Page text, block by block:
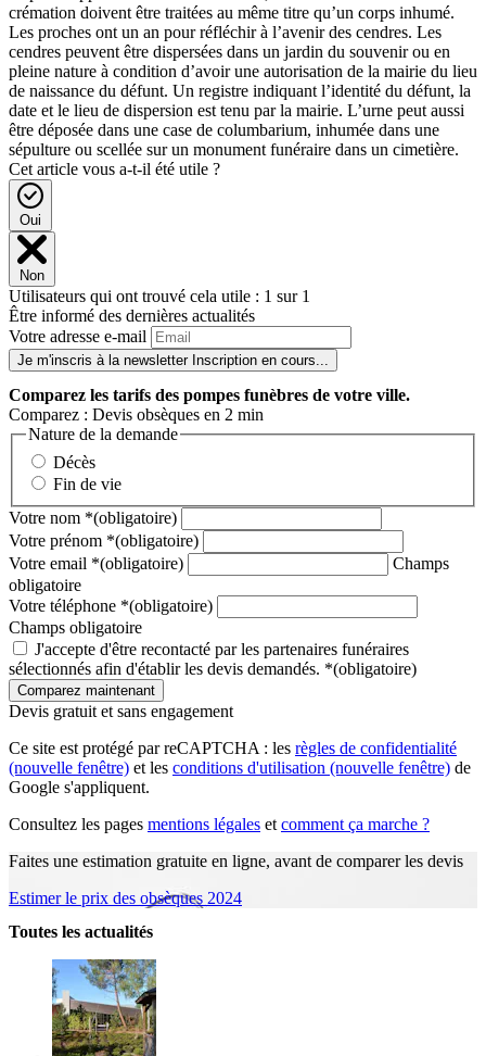
crémation doivent être traitées au même titre qu’un corps inhumé.
Les proches ont un an pour réfléchir à l’avenir des cendres. Les
cendres peuvent être dispersées dans un jardin du souvenir ou en
pleine nature à condition d’avoir une autorisation de la mairie du lieu
de naissance du défunt. Un registre indiquant l’identité du défunt, la
date et le lieu de dispersion est tenu par la mairie. L’urne peut aussi
être déposée dans une case de columbarium, inhumée dans une
sépulture ou scellée sur un monument funéraire dans un cimetière.
Cet article vous a-t-il été utile ?
Oui
Non
Utilisateurs qui ont trouvé cela utile : 1 sur 1
Être informé des dernières actualités
Votre adresse e-mail
Je m'inscris à la newsletter Inscription en cours...
Comparez les tarifs des pompes funèbres de votre ville.
Comparez : Devis obsèques en 2 min
Nature de la demande
Décès
Fin de vie
Votre nom *(obligatoire)
Votre prénom *(obligatoire)
Votre email *(obligatoire)
Champs
obligatoire
Votre téléphone *(obligatoire)
Champs obligatoire
J'accepte d'être recontacté par les partenaires funéraires
sélectionnés afin d'établir les devis demandés. *(obligatoire)
Devis gratuit et sans engagement
Ce site est protégé par reCAPTCHA : les règles de confidentialité
(nouvelle fenêtre) et les conditions d'utilisation (nouvelle fenêtre) de
Google s'appliquent.
Consultez les pages mentions légales et comment ça marche ?
Faites une estimation gratuite en ligne, avant de comparer les devis
Estimer le prix des obsèques 2024
Toutes les actualités